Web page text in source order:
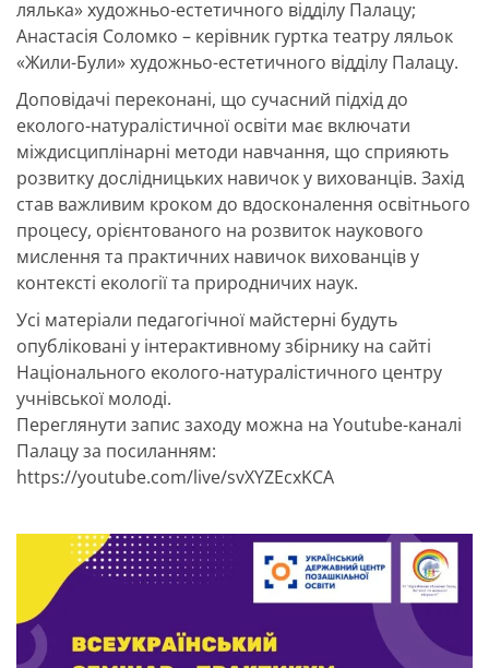
лялька» художньо-естетичного відділу Палацу;
Анастасія Соломко – керівник гуртка театру ляльок
«Жили-Були» художньо-естетичного відділу Палацу.
Доповідачі переконані, що сучасний підхід до
еколого-натуралістичної освіти має включати
міждисциплінарні методи навчання, що сприяють
розвитку дослідницьких навичок у вихованців. Захід
став важливим кроком до вдосконалення освітнього
процесу, орієнтованого на розвиток наукового
мислення та практичних навичок вихованців у
контексті екології та природничих наук.
Усі матеріали педагогічної майстерні будуть
опубліковані у інтерактивному збірнику на сайті
Національного еколого-натуралістичного центру
учнівської молоді.
Переглянути запис заходу можна на Youtube-каналі
Палацу за посиланням:
https://youtube.com/live/svXYZEcxKCA